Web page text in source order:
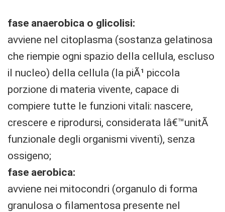
fase anaerobica o glicolisi:
avviene nel citoplasma (sostanza gelatinosa
che riempie ogni spazio della cellula, escluso
il nucleo) della cellula (la piÃ¹ piccola
porzione di materia vivente, capace di
compiere tutte le funzioni vitali: nascere,
crescere e riprodursi, considerata lâ€™unitÃ
funzionale degli organismi viventi), senza
ossigeno;
fase aerobica:
avviene nei mitocondri (organulo di forma
granulosa o filamentosa presente nel